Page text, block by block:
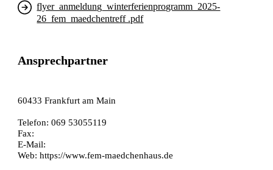
flyer_anmeldung_winterferienprogramm_2025-
26_fem_maedchentreff .pdf
Ansprechpartner
60433 Frankfurt am Main
Telefon: 069 53055119
Fax:
E-Mail:
Web:https://www.fem-maedchenhaus.de